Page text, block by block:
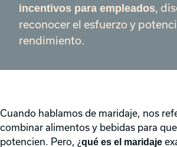
incentivos para empleados,
reconocer el esfuerzo y
rendimiento.
Cuando hablamos de maridaje, nos
combinar alimentos y bebidas para
potencien. Pero, ¿qué es el maridaje